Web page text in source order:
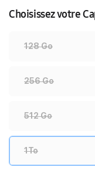
Choisissez votre
128 Go
256 Go
512 Go
1To